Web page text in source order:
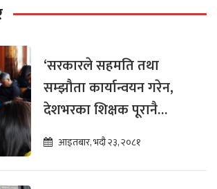
‘सरकारले सहमति तथा
सम्झौता कार्यान्वयन गरेन,
देशभरका शिक्षक पूरानै
समस्यामा छन्’
आइतबार, भदौ २३, २०८१